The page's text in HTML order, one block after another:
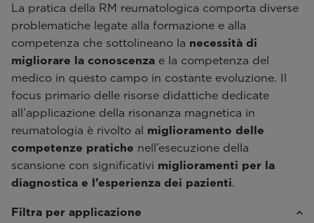
La pratica della RM reumatologica comporta diverse
problematiche legate alla formazione e alla
competenza che sottolineano la necessità di
migliorare la conoscenza e la competenza del
medico in questo campo in costante evoluzione. Il
focus primario delle risorse didattiche dedicate
all’applicazione della risonanza magnetica in
reumatologia è rivolto al miglioramento delle
competenze pratiche nell’esecuzione della
scansione con significativi miglioramenti per la
diagnostica e l’esperienza dei pazienti.
Filtra per applicazione